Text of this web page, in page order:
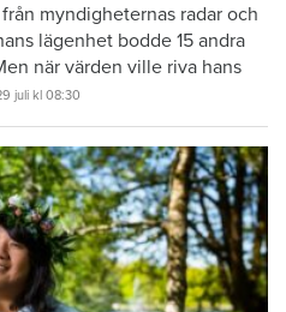
myndigheternas radar och
lägenhet bodde 15 andra
när värden ville riva hans
juli kl 08:30